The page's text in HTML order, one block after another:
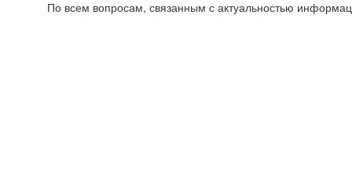
По всем вопросам, связанным с актуальностью